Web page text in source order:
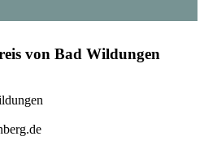
von Bad Wildungen